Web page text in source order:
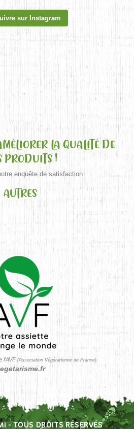
sur Instagram
LA QUALITÉ DE
PRODUITS !
enquête de satisfaction
AUTRES
l’AVF (Association Végétarienne de France).
- TOUS DROITS RÉSERVÉS